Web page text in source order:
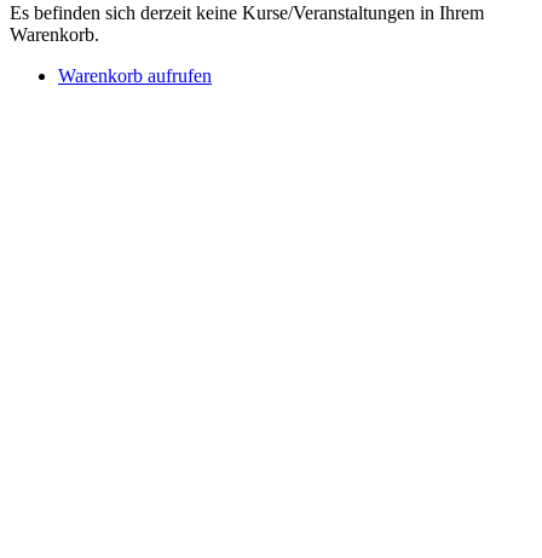
Es befinden sich derzeit keine Kurse/Veranstaltungen in Ihrem
Warenkorb.
Warenkorb aufrufen